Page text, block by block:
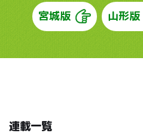
宮城版 山形版
連載一覧